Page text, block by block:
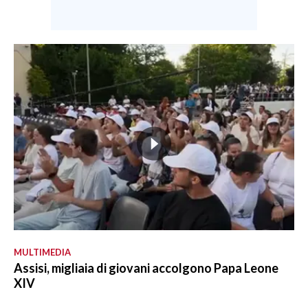
MULTIMEDIA
Assisi, migliaia di giovani accolgono Papa Leone
XIV